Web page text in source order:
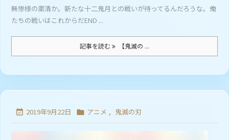
無惨様の粛清か。新たな十二鬼月との戦いが待ってるんだろうな。俺
たちの戦いはこれからだEND ...
記事を読む 【鬼滅の ...
 2019年9月22日  アニメ , 鬼滅の刃